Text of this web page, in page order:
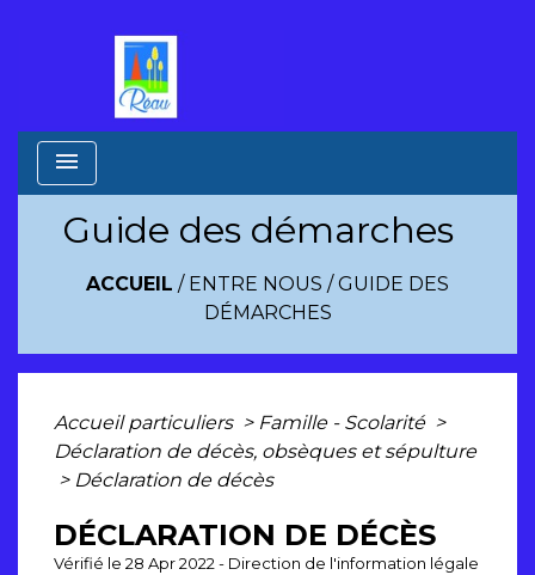
menu
Guide des démarches
ACCUEIL / ENTRE NOUS /GUIDE DES
DÉMARCHES
Accueil particuliers > Famille - Scolarité >
Déclaration de décès, obsèques et sépulture
> Déclaration de décès
DÉCLARATION DE DÉCÈS
Vérifié le 28 Apr 2022 - Direction de l'information légale